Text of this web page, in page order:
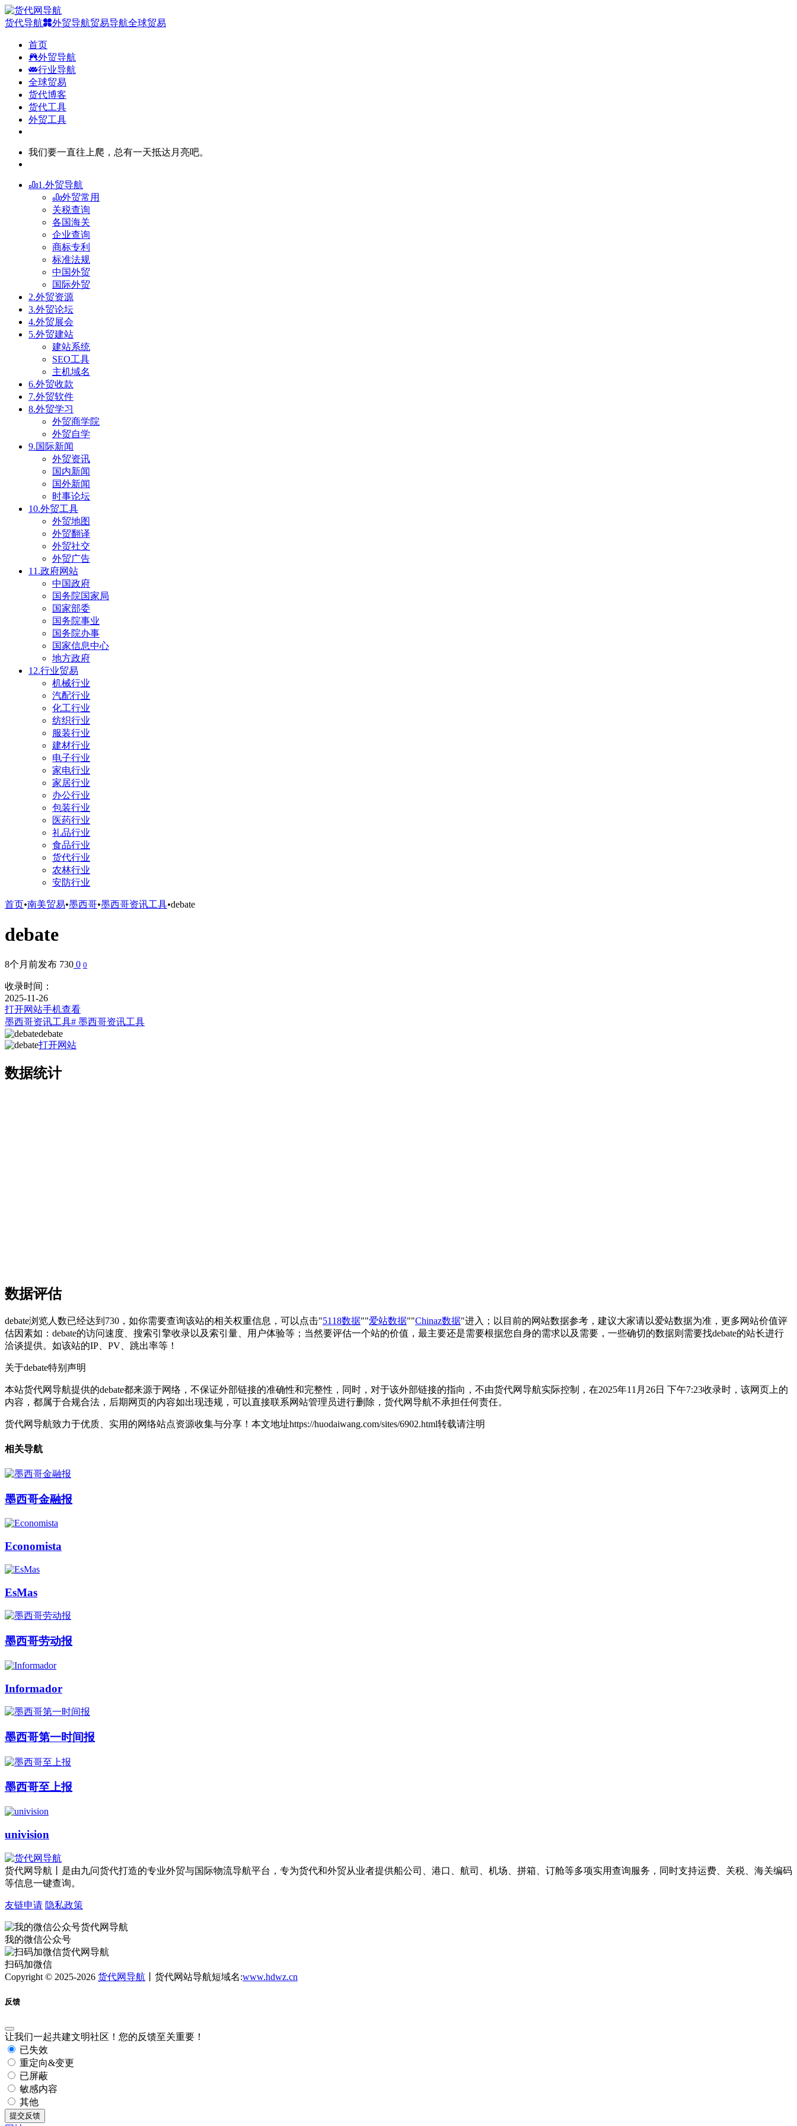
货代导航 外贸导航贸易导航全球贸易
首页
外贸导航
行业导航
全球贸易
货代博客
货代工具
外贸工具
我们要一直往上爬，总有一天抵达月亮吧。
1.外贸导航
外贸常用
关税查询
各国海关
企业查询
商标专利
标准法规
中国外贸
国际外贸
2.外贸资源
3.外贸论坛
4.外贸展会
5.外贸建站
建站系统
SEO工具
主机域名
6.外贸收款
7.外贸软件
8.外贸学习
外贸商学院
外贸自学
9.国际新闻
外贸资讯
国内新闻
国外新闻
时事论坛
10.外贸工具
外贸地图
外贸翻译
外贸社交
外贸广告
11.政府网站
中国政府
国务院国家局
国家部委
国务院事业
国务院办事
国家信息中心
地方政府
12.行业贸易
机械行业
汽配行业
化工行业
纺织行业
服装行业
建材行业
电子行业
家电行业
家居行业
办公行业
包装行业
医药行业
礼品行业
食品行业
货代行业
农林行业
安防行业
首页•南美贸易•墨西哥•墨西哥资讯工具•debate
debate
8个月前发布 730 0 0
收录时间：
2025-11-26
打开网站手机查看
墨西哥资讯工具# 墨西哥资讯工具
debate
打开网站
数据统计
数据评估
debate浏览人数已经达到730，如你需要查询该站的相关权重信息，可以点击"5118数据""爱站数据""Chinaz数据"进入；以目前的网站数据参考，建议大家请以爱站数据为准，更多网站价值评
估因素如：debate的访问速度、搜索引擎收录以及索引量、用户体验等；当然要评估一个站的价值，最主要还是需要根据您自身的需求以及需要，一些确切的数据则需要找debate的站长进行
洽谈提供。如该站的IP、PV、跳出率等！
关于debate特别声明
本站货代网导航提供的debate都来源于网络，不保证外部链接的准确性和完整性，同时，对于该外部链接的指向，不由货代网导航实际控制，在2025年11月26日 下午7:23收录时，该网页上的
内容，都属于合规合法，后期网页的内容如出现违规，可以直接联系网站管理员进行删除，货代网导航不承担任何责任。
货代网导航致力于优质、实用的网络站点资源收集与分享！ 本文地址https://huodaiwang.com/sites/6902.html转载请注明
相关导航
墨西哥金融报
Economista
EsMas
墨西哥劳动报
Informador
墨西哥第一时间报
墨西哥至上报
univision
货代网导航丨是由九问货代打造的专业外贸与国际物流导航平台，专为货代和外贸从业者提供船公司、港口、航司、机场、拼箱、订舱等多项实用查询服务，同时支持运费、关税、海关编码
等信息一键查询。
友链申请 隐私政策
我的微信公众号
扫码加微信
Copyright © 2025-2026 货代网导航 丨货代网站导航短域名:www.hdwz.cn
反馈
让我们一起共建文明社区！您的反馈至关重要！
已失效
重定向&变更
已屏蔽
敏感内容
其他
提交反馈